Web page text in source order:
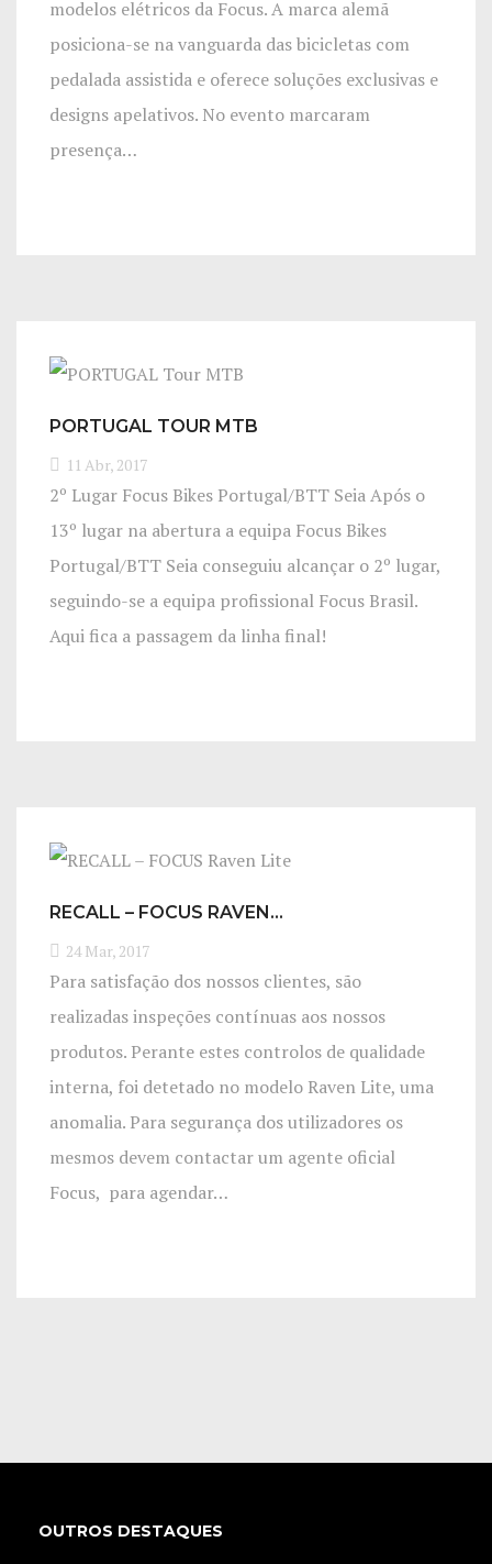
modelos elétricos da Focus. A marca alemã
posiciona-se na vanguarda das bicicletas com
pedalada assistida e oferece soluções exclusivas e
designs apelativos. No evento marcaram
presença…
PORTUGAL TOUR MTB
11 Abr, 2017
2º Lugar Focus Bikes Portugal/BTT Seia Após o
13º lugar na abertura a equipa Focus Bikes
Portugal/BTT Seia conseguiu alcançar o 2º lugar,
seguindo-se a equipa profissional Focus Brasil.
Aqui fica a passagem da linha final!
RECALL – FOCUS RAVEN…
24 Mar, 2017
Para satisfação dos nossos clientes, são
realizadas inspeções contínuas aos nossos
produtos. Perante estes controlos de qualidade
interna, foi detetado no modelo Raven Lite, uma
anomalia. Para segurança dos utilizadores os
mesmos devem contactar um agente oficial
Focus, para agendar…
OUTROS DESTAQUES